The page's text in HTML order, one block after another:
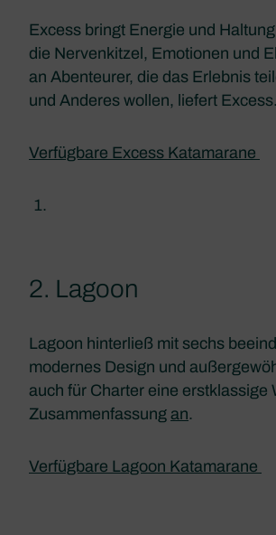
Excess bringt Energie und
die Nervenkitzel, Emotionen und
an Abenteurer, die das Erlebnis
und Anderes wollen, liefert Excess.
Verfügbare Excess Katamarane
2. Lagoon
Lagoon hinterließ mit sechs
modernes Design und
auch für Charter eine erstklassige
Zusammenfassung an.
Verfügbare Lagoon Katamarane